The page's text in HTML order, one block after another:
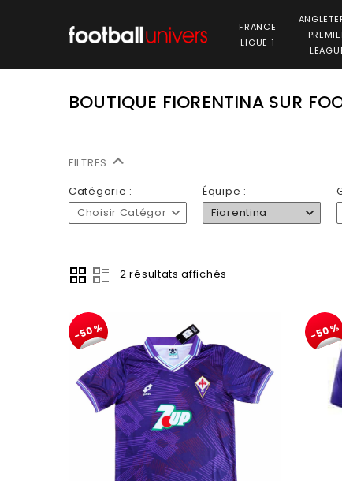
FRANCE
LIGUE 1
BOUTIQUE FIORENTINA SUR
FILTRES
Catégorie :
Choisir Catégorie
Équipe :
Fiorentina
2 résultats affichés
-50% -50%